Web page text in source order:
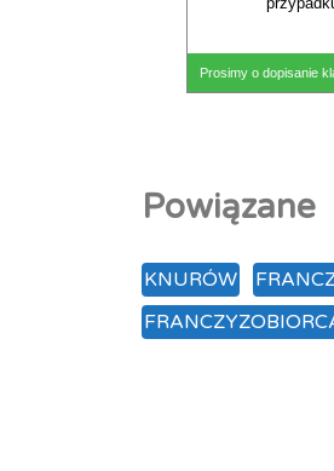
Prosimy o dopisanie
Powiązane
KNURÓW